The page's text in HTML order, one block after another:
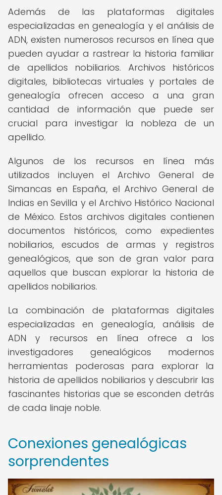
Además de las plataformas digitales
especializadas en genealogía y el análisis de
ADN, existen numerosos recursos en línea que
pueden ayudar a rastrear la historia familiar
de apellidos nobiliarios. Archivos históricos
digitales, bibliotecas virtuales y portales de
genealogía ofrecen acceso a una gran
cantidad de información que puede ser
crucial para investigar la nobleza de un
apellido.
Algunos de los recursos en línea más
utilizados incluyen el Archivo General de
Simancas en España, el Archivo General de
Indias en Sevilla y el Archivo Histórico Nacional
de México. Estos archivos digitales contienen
documentos históricos, como expedientes
nobiliarios, escudos de armas y registros
genealógicos, que son de gran valor para
aquellos que buscan explorar la historia de
apellidos nobiliarios.
La combinación de plataformas digitales
especializadas en genealogía, análisis de
ADN y recursos en línea ofrece a los
investigadores genealógicos modernos
herramientas poderosas para explorar la
historia de apellidos nobiliarios y descubrir las
fascinantes historias que se esconden detrás
de cada linaje noble.
Conexiones genealógicas
sorprendentes